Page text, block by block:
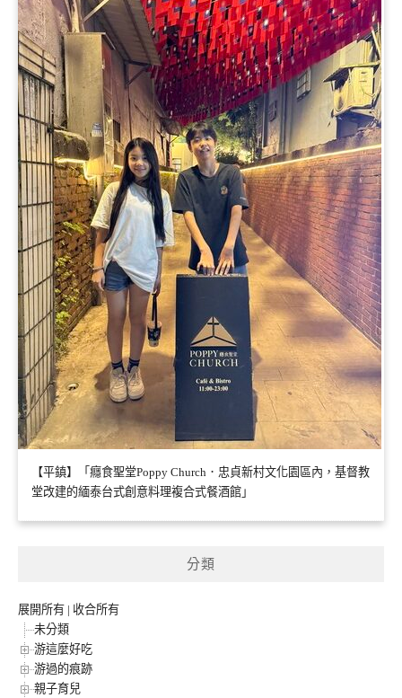
【平鎮】「癮食聖堂Poppy Church．忠貞新村文化園區內，基督教
堂改建的緬泰台式創意料理複合式餐酒館」
分類
展開所有 | 收合所有
未分類
游這麼好吃
游過的痕跡
親子育兒